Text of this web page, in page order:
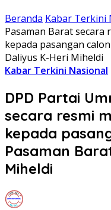
Beranda Kabar Terkini
Pasaman Barat secara
kepada pasangan
Daliyus K-Heri Miheldi
Kabar Terkini Nasional
DPD Partai
secara resmi
kepada
Pasaman
Miheldi